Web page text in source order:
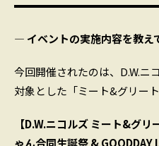
― イベントの実施内容を教え
今回開催されたのは、D.W.ニ
対象とした「ミート&グリー
【D.W.ニコルズ ミート&グ